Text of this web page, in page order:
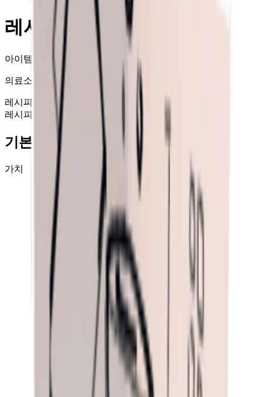
레시피: 전기 저항 주사약
아이템 ID 410
의료소에서 전기 저항 주사약을 제조하는 레시피.
레시피
의료소 레시피
레시피
의료소 레시피 +99
기본 정보
가치